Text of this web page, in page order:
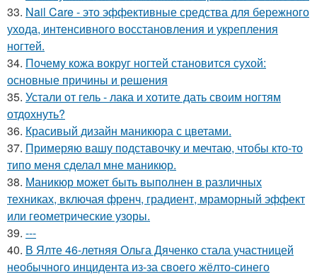
33. Nail Care - это эффективные средства для бережного
ухода, интенсивного восстановления и укрепления
ногтей.
34. Почему кожа вокруг ногтей становится сухой:
основные причины и решения
35. Устали от гель - лака и хотите дать своим ногтям
отдохнуть?
36. Красивый дизайн маникюра с цветами.
37. Примеряю вашу подставочку и мечтаю, чтобы кто-то
типо меня сделал мне маникюр.
38. Маникюр может быть выполнен в различных
техниках, включая френч, градиент, мраморный эффект
или геометрические узоры.
39. ---
40. В Ялте 46-летняя Ольга Дяченко стала участницей
необычного инцидента из-за своего жёлто-синего